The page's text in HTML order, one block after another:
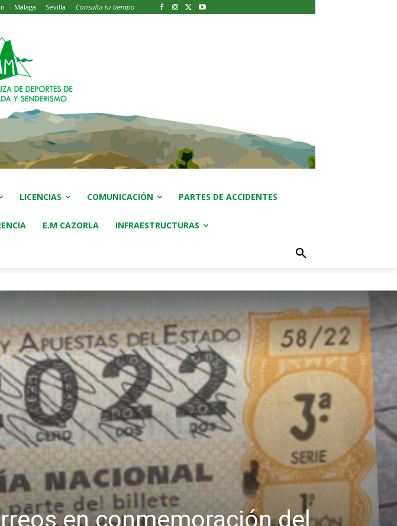
Málaga Sevilla Consulta tu tiempo
LICENCIAS COMUNICACIÓN PARTES DE ACCIDENTES
E.M CAZORLA INFRAESTRUCTURAS
en conmemoración del